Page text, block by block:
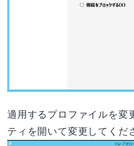
適用するプロファイルを変
ティを開いて変更してくだ